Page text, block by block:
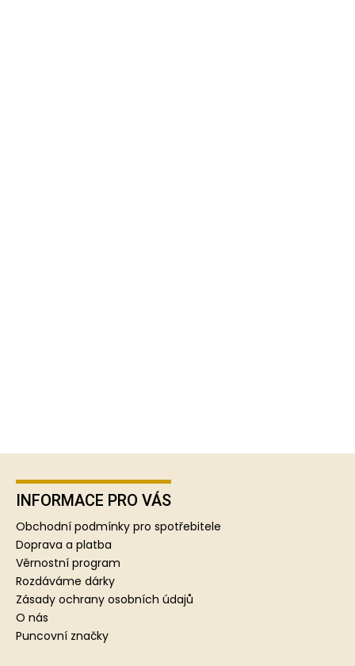
INFORMACE PRO VÁS
Obchodní podmínky pro spotřebitele
Doprava a platba
Věrnostní program
Rozdáváme dárky
Zásady ochrany osobních údajů
O nás
Puncovní značky